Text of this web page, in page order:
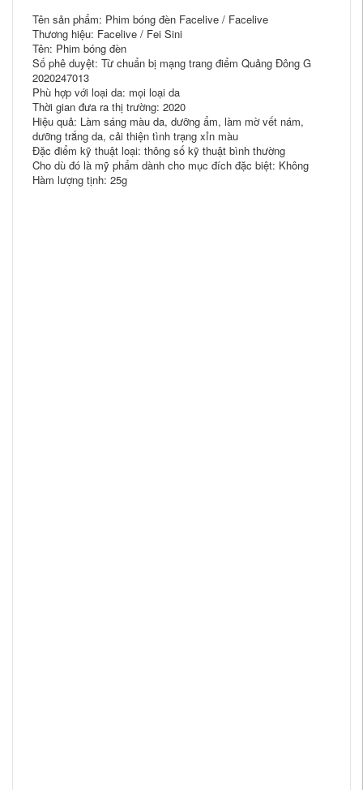
Tên sản phẩm: Phim bóng đèn Facelive / Facelive
Thương hiệu: Facelive / Fei Sini
Tên: Phim bóng đèn
Số phê duyệt: Từ chuẩn bị mạng trang điểm Quảng Đông G
2020247013
Phù hợp với loại da: mọi loại da
Thời gian đưa ra thị trường: 2020
Hiệu quả: Làm sáng màu da, dưỡng ẩm, làm mờ vết nám,
dưỡng trắng da, cải thiện tình trạng xỉn màu
Đặc điểm kỹ thuật loại: thông số kỹ thuật bình thường
Cho dù đó là mỹ phẩm dành cho mục đích đặc biệt: Không
Hàm lượng tịnh: 25g